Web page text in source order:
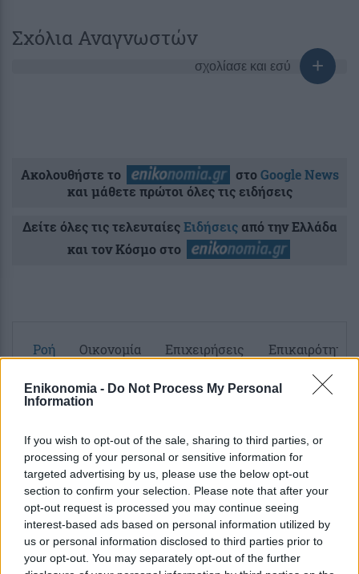
Enikonomia - Do Not Process My Personal
Information
If you wish to opt-out of the sale, sharing to third parties, or
processing of your personal or sensitive information for
targeted advertising by us, please use the below opt-out
section to confirm your selection. Please note that after your
opt-out request is processed you may continue seeing
interest-based ads based on personal information utilized by
us or personal information disclosed to third parties prior to
your opt-out. You may separately opt-out of the further
Σχόλια Αναγνωστών
σχολίασε και εσύ
Ακολουθήστε το στοGoogle News
και μάθετε πρώτοι όλες τις ειδήσεις
Δείτε όλες τις τελευταίεςΕιδήσειςαπό την Ελλάδα
και τον Κόσμο στο
Ροή Οικονομία Επιχειρήσεις Επικαιρότητα
16 λεπτά πριν
ΕΛΣΤΑΤ: Στο 3,4% ο πληθωρισμός τον
Ιούλιο – Πού καταγράφηκαν οι
μεγαλύτερες ανατιμήσεις και πού...
45 λεπτά πριν
Ειδικό Χωροταξικό Πλαίσιο για τον
Τουρισμό: Έπεσαν οι υπογραφές – Τι
αλλάζει σε δόμηση και...